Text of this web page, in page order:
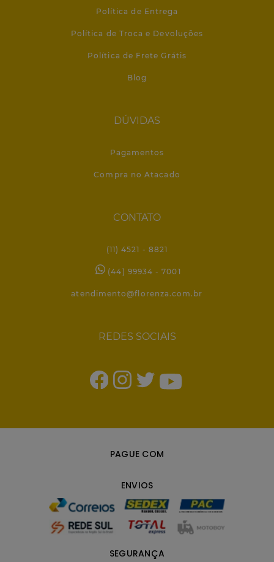
Política de Entrega
Política de Troca e Devoluções
Política de Frete Grátis
Blog
DÚVIDAS
Pagamentos
Compra no Atacado
CONTATO
(11) 4521 - 8821
(44) 99934 - 7001
atendimento@florenza.com.br
REDES SOCIAIS
PAGUE COM
ENVIOS
SEGURANÇA